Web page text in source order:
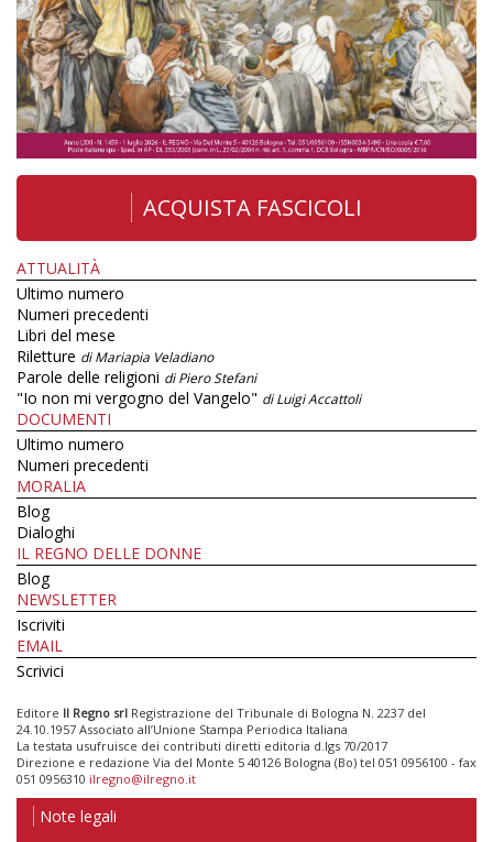
ACQUISTA FASCICOLI
ATTUALITÀ
Ultimo numero
Numeri precedenti
Libri del mese
Riletture di Mariapia Veladiano
Parole delle religioni di Piero Stefani
"Io non mi vergogno del Vangelo" di Luigi Accattoli
DOCUMENTI
Ultimo numero
Numeri precedenti
MORALIA
Blog
Dialoghi
IL REGNO DELLE DONNE
Blog
NEWSLETTER
Iscriviti
EMAIL
Scrivici
Editore Il Regno srl Registrazione del Tribunale di Bologna N. 2237 del
24.10.1957 Associato all’Unione Stampa Periodica Italiana
La testata usufruisce dei contributi diretti editoria d.lgs 70/2017
Direzione e redazione Via del Monte 5 40126 Bologna (Bo) tel 051 0956100 - fax
051 0956310 ilregno@ilregno.it
Note legali